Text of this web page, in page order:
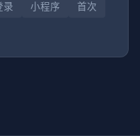
录 小程序
首次